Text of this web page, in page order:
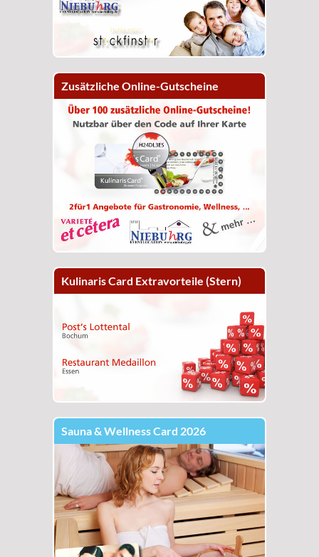
Zusätzliche Online-Gutscheine
Kulinaris Card Extravorteile (Stern)
Sauna & Wellness Card 2026